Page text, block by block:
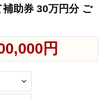
助券 30万円分 ご
円